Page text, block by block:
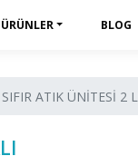
ÜRÜNLER BLOG
ATIK ÜNİTESİ 2